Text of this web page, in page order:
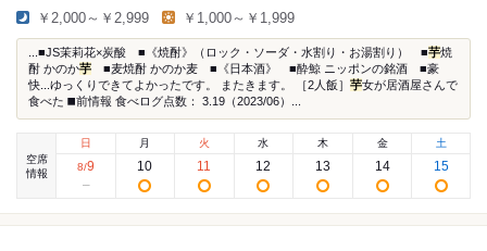
￥2,000～￥2,999 ￥1,000～￥1,999
...■JS茉莉花×炭酸 ■《焼酎》（ロック・ソーダ・水割り・お湯割り） ■芋焼
酎 かのか芋 ■麦焼酎 かのか麦 ■《日本酒》 ■酔鯨 ニッポンの銘酒 ■豪
快...ゆっくりできてよかったです。 またきます。 ［2人飯］ 芋女が居酒屋さんで
食べた ◼️前情報 食べログ点数： 3.19（2023/06）...
空席
情報
日
8/9
月
10
火
11
水
12
木
13
金
14
土
15